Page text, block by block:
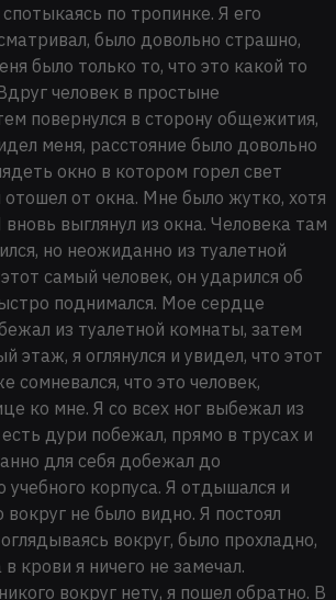
по тропинке. Я его
было довольно страшно,
было только то, что это какой то
человек в простыне
повернулся в сторону общежития,
меня, расстояние было довольно
окно в котором горел свет
от окна. Мне было жутко, хотя
выглянул из окна. Человека там
но неожиданно из туалетной
самый человек, он ударился об
поднимался. Мое сердце
из туалетной комнаты, затем
этаж, я оглянулся и увидел, что этот
сомневался, что это человек,
ко мне. Я со всех ног выбежал из
дури побежал, прямо в трусах и
для себя добежал до
учебного корпуса. Я отдышался и
вокруг не было видно. Я постоял
вокруг, было прохладно,
крови я ничего не замечал.
вокруг нету, я пошел обратно. В